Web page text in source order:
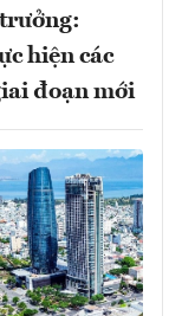
hiện các
đoạn mới